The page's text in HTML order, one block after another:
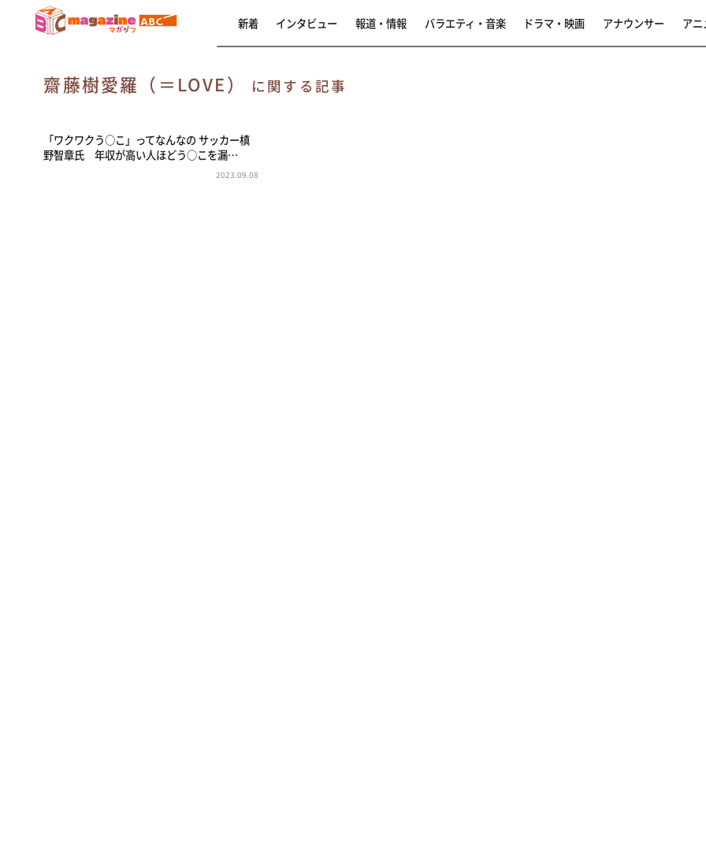
新着 インタビュー 報道・情報 バラエティ・音楽 ドラマ・映画 アナウンサー アニ
齋藤樹愛羅（＝LOVE） に関する記事
「ワクワクう○こ」ってなんなの サッカー槙
野智章氏 年収が高い人ほどう○こを漏…
2023.09.08